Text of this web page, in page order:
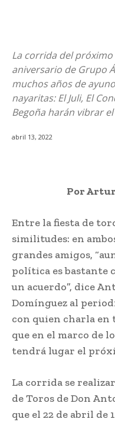
La corrida del
aniversario de Grupo
muchos años de
nayaritas: El Juli, El
Begoña harán vibrar
abril 13, 2022
Por
Entre la fiesta de
similitudes: en
grandes amigos,
política es bastante
un acuerdo”, dice
Domínguez al
con quien charla en
que en el marco de
tendrá lugar el
La corrida se
de Toros de Don
que el 22 de abril de